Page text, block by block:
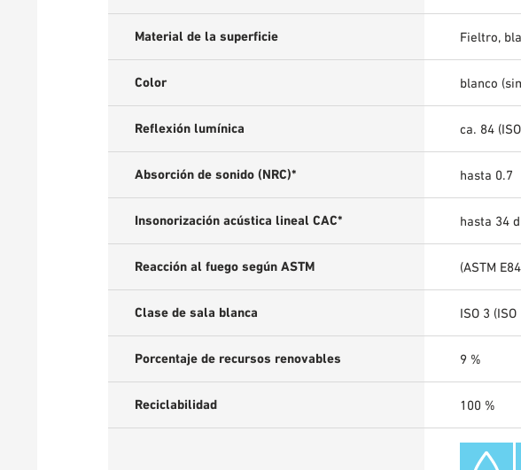
Material de la superficie Fieltro,
Color blanco
Reflexión lumínica ca. 84
Absorción de sonido (NRC)* hasta 0.7
Insonorización acústica lineal CAC* hasta 34
Reacción al fuego según ASTM (ASTM
Clase de sala blanca ISO 3
Porcentaje de recursos renovables 9 %
Reciclabilidad 100 %